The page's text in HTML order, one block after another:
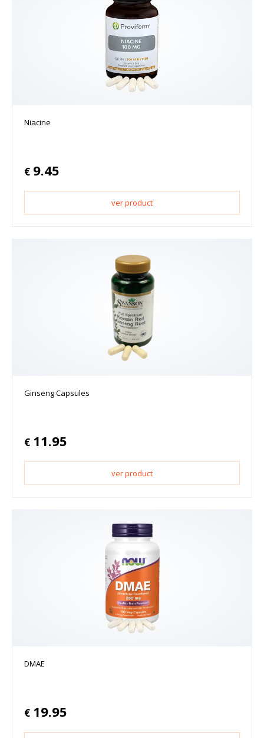
Niacine
€ 9.45
ver product
Ginseng Capsules
€ 11.95
ver product
DMAE
€ 19.95